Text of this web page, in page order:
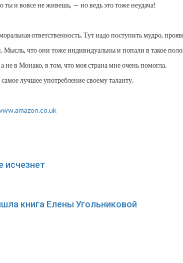
ты и вовсе не живешь, — но ведь это тоже неудача!
ответственность. Тут надо поступить мудро,
что они тоже индивидуальны и попали в такое
не в Монако, в том, что моя страна мне очень помогла.
лучшее употребление своему таланту.
исчезнет
книга Елены Угольниковой